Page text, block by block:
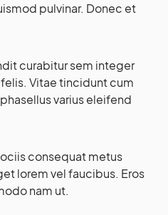
pulvinar. Donec et
curabitur sem integer
Vitae tincidunt cum
varius eleifend
consequat metus
lorem vel faucibus. Eros
nam ut.